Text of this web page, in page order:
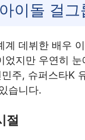
아이돌 걸
계 데뷔한 배우
었지만 우연히
주, 슈퍼스타K
습니다.
절